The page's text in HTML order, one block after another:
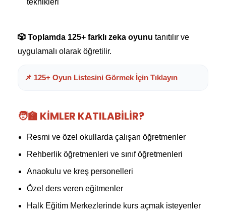
teknikleri
🎲 Toplamda 125+ farklı zeka oyunu tanıtılır ve
uygulamalı olarak öğretilir.
📌 125+ Oyun Listesini Görmek İçin Tıklayın
🧑‍🏫 KIMLER KATILABILIR?
Resmi ve özel okullarda çalışan öğretmenler
Rehberlik öğretmenleri ve sınıf öğretmenleri
Anaokulu ve kreş personelleri
Özel ders veren eğitmenler
Halk Eğitim Merkezlerinde kurs açmak isteyenler